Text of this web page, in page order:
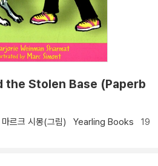
the Stolen Base (Paperb
마르크 시몽(그림) Yearling Books 19